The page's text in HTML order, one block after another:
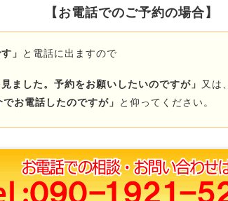
【お電話でのご予約の場合】
」 と電話に出ますので
見ました。予約をお願いしたいのですが」
又は、
でお電話したのですが」
と仰ってください。